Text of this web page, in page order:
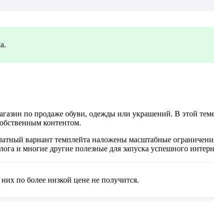
по продаже обуви, одежды или украшений. В этой
контентом.
вариант темплейта наложены масштабные
и многие другие полезные для запуска успешного
по более низкой цене не получится.